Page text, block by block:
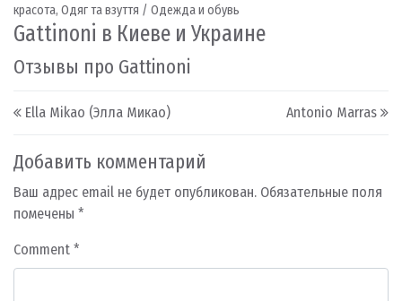
красота, Одяг та взуття / Одежда и обувь
Gattinoni в Киеве и Украине
Отзывы про Gattinoni
Post navigation
Ella Mikao (Элла Микао) Antonio Marras
Добавить комментарий
Ваш адрес email не будет опубликован. Обязательные поля
помечены *
Comment *